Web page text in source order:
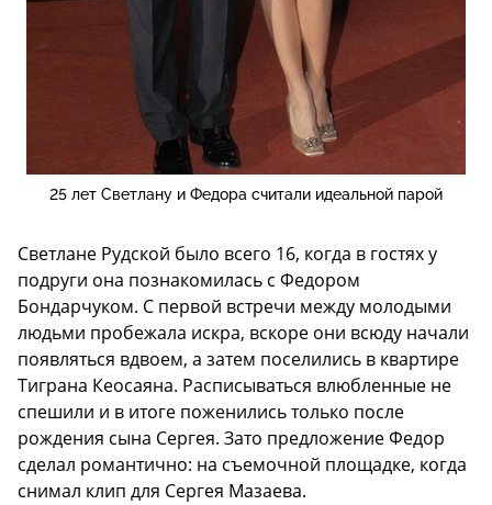
25 лет Светлану и Федора считали идеальной парой
Светлане Рудской было всего 16, когда в гостях у
подруги она познакомилась с Федором
Бондарчуком. С первой встречи между молодыми
людьми пробежала искра, вскоре они всюду начали
появляться вдвоем, а затем поселились в квартире
Тиграна Кеосаяна. Расписываться влюбленные не
спешили и в итоге поженились только после
рождения сына Сергея. Зато предложение Федор
сделал романтично: на съемочной площадке, когда
снимал клип для Сергея Мазаева.